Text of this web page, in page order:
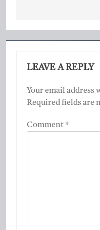
LEAVE A REPLY
Your email address
Required fields are
Comment*